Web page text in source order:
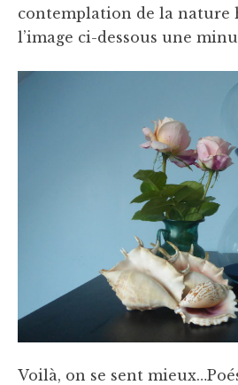
contemplation de la nature
l’image ci-dessous une
Voilà, on se sent